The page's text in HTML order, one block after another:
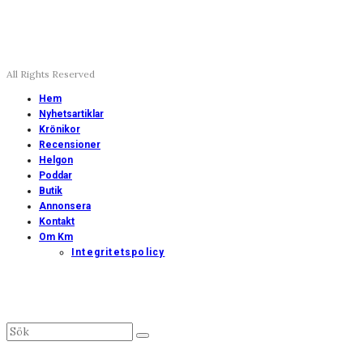
All Rights Reserved
Hem
Nyhetsartiklar
Krönikor
Recensioner
Helgon
Poddar
Butik
Annonsera
Kontakt
Om Km
Integritetspolicy